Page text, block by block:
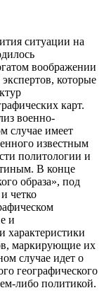
ситуации на
воображении
которые
карт.
военно-
случае имеет
известным
политологии и
В конце
образа», под
четко
и
характеристики
маркирующие их
случае идет о
географического
либо политикой.